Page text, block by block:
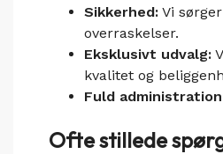
Sikkerhed: Vi
overraskelser.
Eksklusivt udvalg:
kvalitet og
Fuld
Ofte stillede